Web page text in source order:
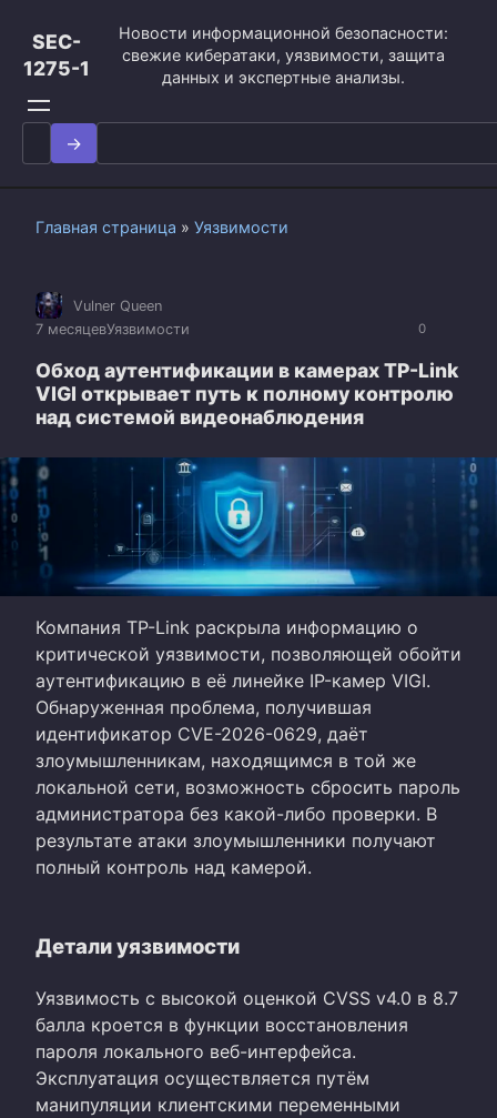
контенту
SEC-
1275-1
Новости информационной безопасности:
свежие кибератаки, уязвимости, защита
данных и экспертные анализы.
Search
for:
Главная страница » Уязвимости
0
Vulner Queen
7 месяцевУязвимости
Обход аутентификации в камерах TP-Link
VIGI открывает путь к полному контролю
над системой видеонаблюдения
Компания TP-Link раскрыла информацию о
критической уязвимости, позволяющей обойти
аутентификацию в её линейке IP-камер VIGI.
Обнаруженная проблема, получившая
идентификатор CVE-2026-0629, даёт
злоумышленникам, находящимся в той же
локальной сети, возможность сбросить пароль
администратора без какой-либо проверки. В
результате атаки злоумышленники получают
полный контроль над камерой.
Детали уязвимости
Уязвимость с высокой оценкой CVSS v4.0 в 8.7
балла кроется в функции восстановления
пароля локального веб-интерфейса.
Эксплуатация осуществляется путём
манипуляции клиентскими переменными